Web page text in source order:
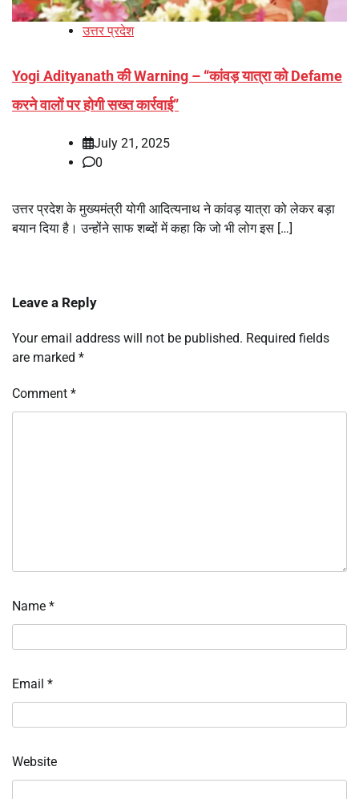
उत्तर प्रदेश
Yogi Adityanath की Warning – “कांवड़ यात्रा को Defame
करने वालों पर होगी सख्त कार्रवाई”
July 21, 2025
0
उत्तर प्रदेश के मुख्यमंत्री योगी आदित्यनाथ ने कांवड़ यात्रा को लेकर बड़ा
बयान दिया है। उन्होंने साफ शब्दों में कहा कि जो भी लोग इस […]
Leave a Reply
Your email address will not be published. Required fields
are marked *
Comment *
Name *
Email *
Website